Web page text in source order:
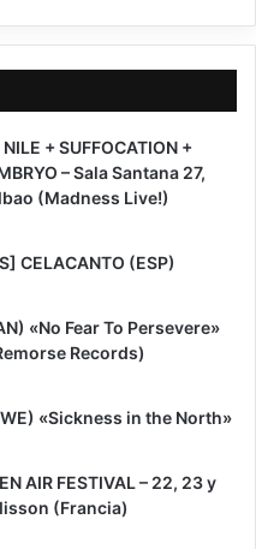
+ SUFFOCATION +
– Sala Santana 27,
(Madness Live!)
CELACANTO (ESP)
«No Fear To Persevere»
Records)
«Sickness in the North»
AIR FESTIVAL – 22, 23 y
(Francia)